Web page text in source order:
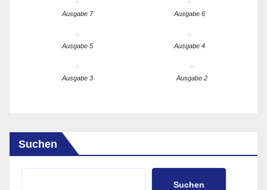
Ausgabe 7 Ausgabe 6
Ausgabe 5 Ausgabe 4
Ausgabe 3 Ausgabe 2
Suchen
Suchen